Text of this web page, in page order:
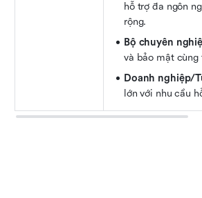
hỗ trợ đa ngôn
rộng.
Bộ chuyên
và bảo mật
Doanh nghiệp/
lớn với nhu cầu